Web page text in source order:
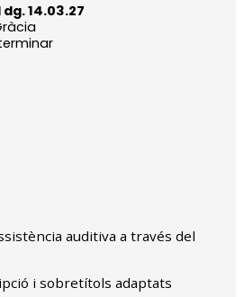
dg. 14.03.27
auditiva a través del
i sobretítols adaptats